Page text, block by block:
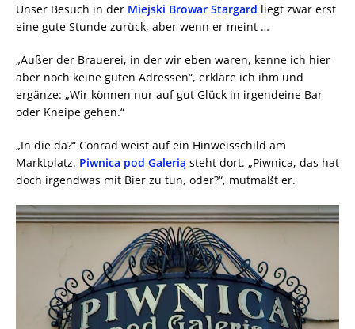
Unser Besuch in der Miejski Browar Stargard liegt zwar erst
eine gute Stunde zurück, aber wenn er meint …
„Außer der Brauerei, in der wir eben waren, kenne ich hier
aber noch keine guten Adressen“, erkläre ich ihm und
ergänze: „Wir können nur auf gut Glück in irgendeine Bar
oder Kneipe gehen.“
„In die da?“ Conrad weist auf ein Hinweisschild am
Marktplatz. Piwnica pod Galerią steht dort. „Piwnica, das hat
doch irgendwas mit Bier zu tun, oder?“, mutmaßt er.